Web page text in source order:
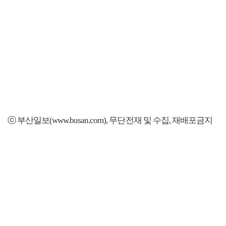
ⓒ 부산일보(www.busan.com), 무단전재 및 수집, 재배포금지